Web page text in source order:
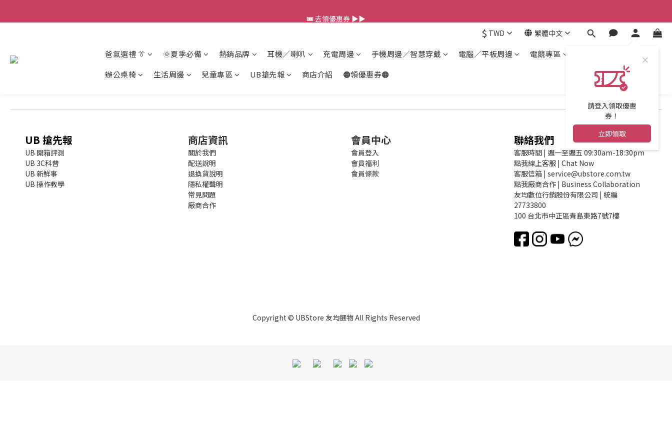
🎟️ 去領優惠券 ▶▶
$ TWD 繁體中文
請登入領取優惠
券！
立即領取
爸氣選禮 👔 🌞夏季必備 熱銷品牌 耳機／喇叭 充電周邊 手機周邊／智慧穿戴 電腦／平板周邊
電競專區
辦公桌椅
生活周邊 兒童專區 UB搶先報 商店介紹 🟠領優惠券🟠
UB 搶先報
UB 開箱評測
UB 3C科普
UB 新鮮事
UB 操作教學
商店資訊
關於我們
配送說明
退換貨說明
隱私權聲明
常見問題
廠商合作
會員中心
會員登入
會員福利
會員條款
聯絡我們
客服時間 | 週一至週五 09:30am-18:30pm
點我線上客服 | Chat Now
客服信箱 | service@ubstore.com.tw
點我廠商合作 | Business Collaboration
友均數位行銷股份有限公司 | 統編
27733800
100 台北市中正區青島東路7號7樓
Copyright © UBStore 友均選物 All Rights Reserved